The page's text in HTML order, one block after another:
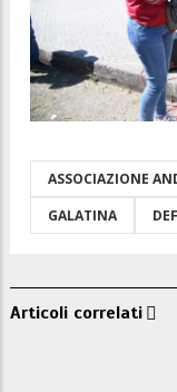
ASSOCIAZIONE
GALATINA
Articoli correlati